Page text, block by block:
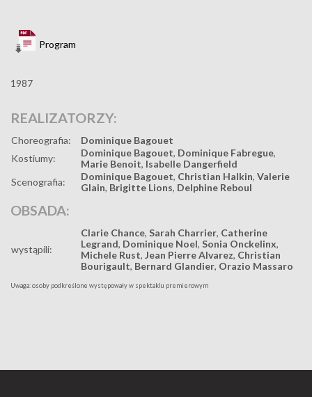
Program
1987
REALIZATORZY:
Choreografia:
Dominique Bagouet
Kostiumy:
Dominique Bagouet, Dominique Fabregue,
Marie Benoit, Isabelle Dangerfield
Scenografia:
Dominique Bagouet, Christian Halkin, Valerie
Glain, Brigitte Lions, Delphine Reboul
OBSADA:
wystąpili:
Clarie Chance, Sarah Charrier, Catherine
Legrand, Dominique Noel, Sonia Onckelinx,
Michele Rust, Jean Pierre Alvarez, Christian
Bourigault, Bernard Glandier, Orazio Massaro
Uwaga: osoby podkreślone występowały w spektaklu premierowym